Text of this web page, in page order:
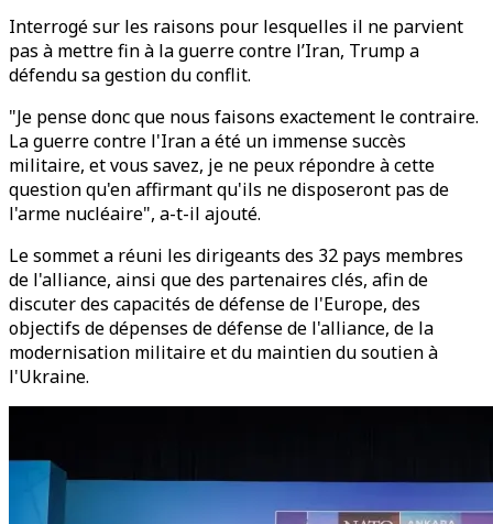
Interrogé sur les raisons pour lesquelles il ne parvient
pas à mettre fin à la guerre contre l’Iran, Trump a
défendu sa gestion du conflit.
"Je pense donc que nous faisons exactement le contraire.
La guerre contre l'Iran a été un immense succès
militaire, et vous savez, je ne peux répondre à cette
question qu'en affirmant qu'ils ne disposeront pas de
l'arme nucléaire", a-t-il ajouté.
Le sommet a réuni les dirigeants des 32 pays membres
de l'alliance, ainsi que des partenaires clés, afin de
discuter des capacités de défense de l'Europe, des
objectifs de dépenses de défense de l'alliance, de la
modernisation militaire et du maintien du soutien à
l'Ukraine.